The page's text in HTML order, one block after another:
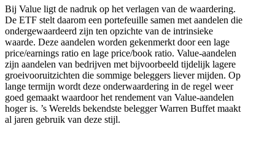
Bij Value ligt de nadruk op het verlagen van de waardering.
De ETF stelt daarom een portefeuille samen met aandelen die
ondergewaardeerd zijn ten opzichte van de intrinsieke
waarde. Deze aandelen worden gekenmerkt door een lage
price/earnings ratio en lage price/book ratio. Value-aandelen
zijn aandelen van bedrijven met bijvoorbeeld tijdelijk lagere
groeivooruitzichten die sommige beleggers liever mijden. Op
lange termijn wordt deze onderwaardering in de regel weer
goed gemaakt waardoor het rendement van Value-aandelen
hoger is. ’s Werelds bekendste belegger Warren Buffet maakt
al jaren gebruik van deze stijl.